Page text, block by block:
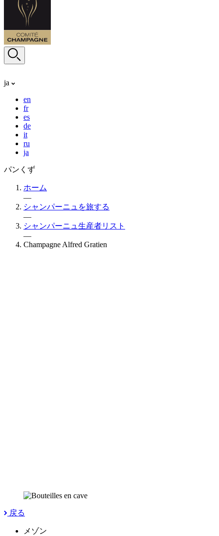
ja
en
fr
es
de
it
ru
ja
パンくず
ホーム
—
シャンパーニュを旅する
—
シャンパーニュ生産者リスト
—
Champagne Alfred Gratien
戻る
メゾン